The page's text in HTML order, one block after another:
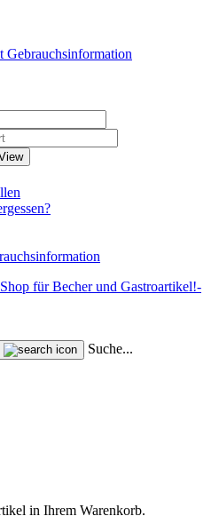
Gebrauchsinformation
Suche...
in Ihrem Warenkorb.